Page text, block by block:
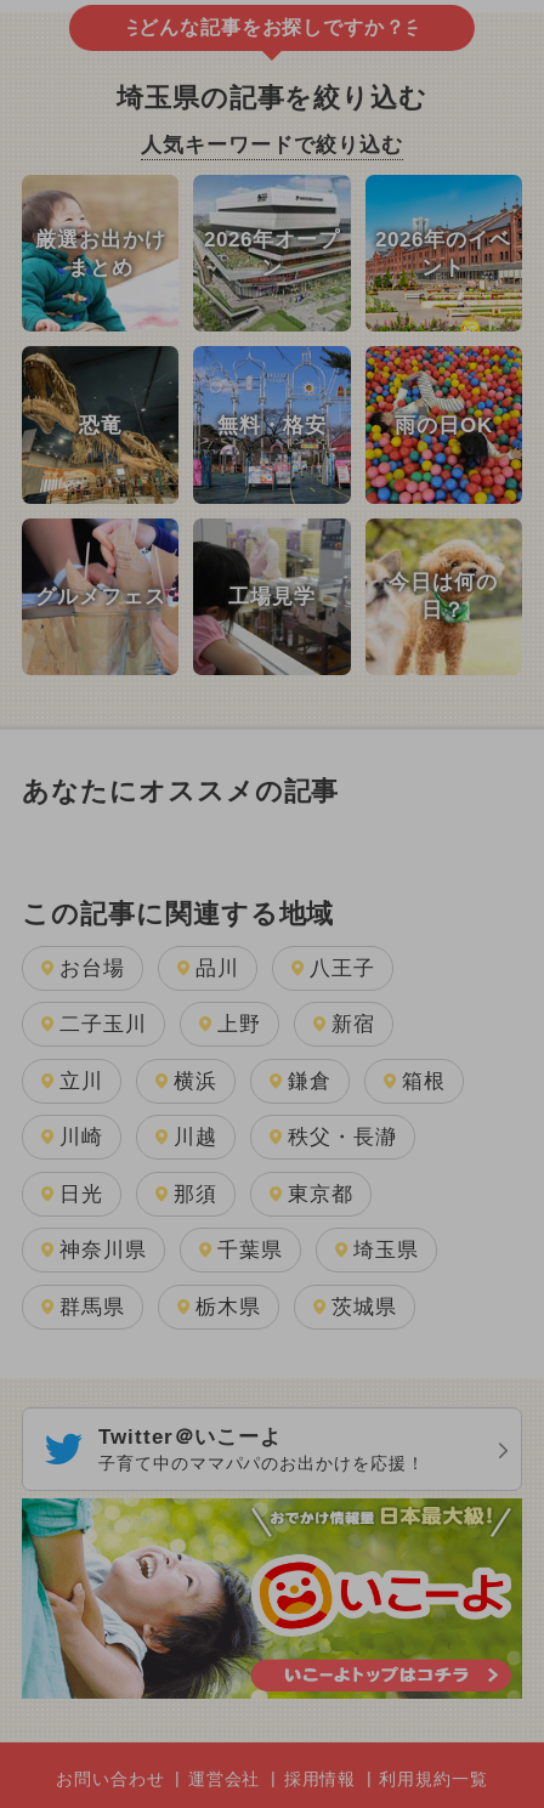
どんな記事をお探しですか？
埼玉県の記事を絞り込む
人気キーワードで絞り込む
厳選お出かけ
まとめ
2026年オープ
ン
2026年のイベ
ント
恐竜 無料・格安 雨の日OK
グルメフェス 工場見学
今日は何の
日？
あなたにオススメの記事
この記事に関連する地域
お台場 品川 八王子
二子玉川 上野 新宿
立川 横浜 鎌倉 箱根
川崎 川越 秩父・長瀞
日光 那須 東京都
神奈川県 千葉県 埼玉県
群馬県 栃木県 茨城県
Twitter＠いこーよ
子育て中のママパパのお出かけを応援！
お問い合わせ 運営会社 採用情報 利用規約一覧